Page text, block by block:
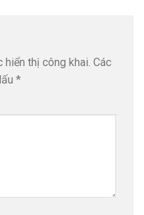
thị công khai. Các
*